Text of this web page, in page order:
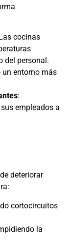
cocinas
del personal.
un entorno más
:
empleados a
deteriorar
cortocircuitos
la